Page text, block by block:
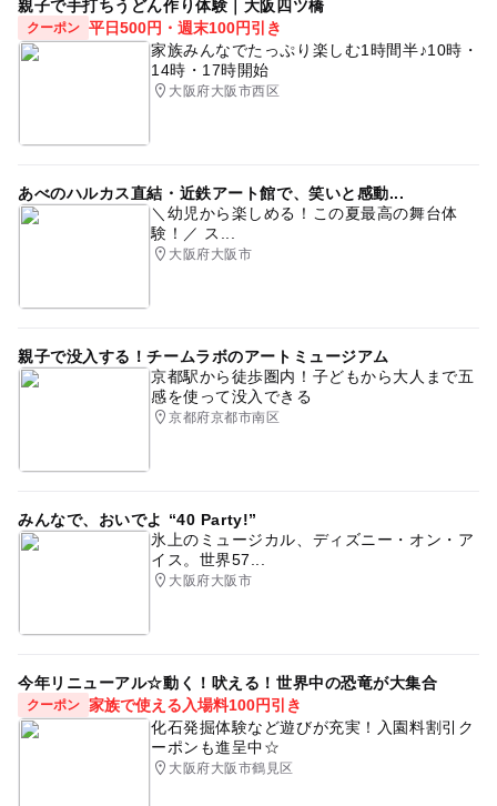
親子で手打ちうどん作り体験｜大阪四ツ橋
クーポン 平日500円・週末100円引き
家族みんなでたっぷり楽しむ1時間半♪10時・
14時・17時開始
大阪府大阪市西区
あべのハルカス直結・近鉄アート館で、笑いと感動...
＼幼児から楽しめる！この夏最高の舞台体
験！／ ス...
大阪府大阪市
親子で没入する！チームラボのアートミュージアム
京都駅から徒歩圏内！子どもから大人まで五
感を使って没入できる
京都府京都市南区
みんなで、おいでよ “40 Party!”
氷上のミュージカル、ディズニー・オン・ア
イス。世界57...
大阪府大阪市
今年リニューアル☆動く！吠える！世界中の恐竜が大集合
クーポン 家族で使える入場料100円引き
化石発掘体験など遊びが充実！入園料割引ク
ーポンも進呈中☆
大阪府大阪市鶴見区